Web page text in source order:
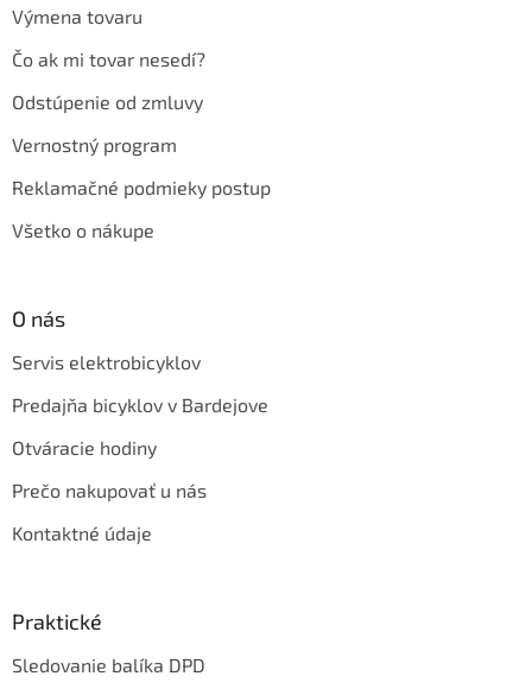
Výmena tovaru
Čo ak mi tovar nesedí?
Odstúpenie od zmluvy
Vernostný program
Reklamačné podmieky postup
Všetko o nákupe
O nás
Servis elektrobicyklov
Predajňa bicyklov v Bardejove
Otváracie hodiny
Prečo nakupovať u nás
Kontaktné údaje
Praktické
Sledovanie balíka DPD